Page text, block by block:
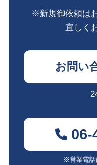
※新規御依頼は
宜しく
お問い
06-
※営業電話